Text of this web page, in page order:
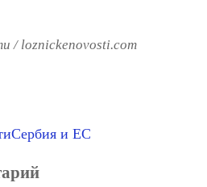
/ loznickenovosti.com
Сербия и ЕС